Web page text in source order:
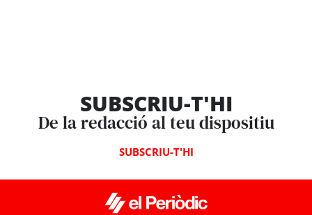
SUBSCRIU-T'HI
De la redacció al teu dispositiu
SUBSCRIU-T'HI